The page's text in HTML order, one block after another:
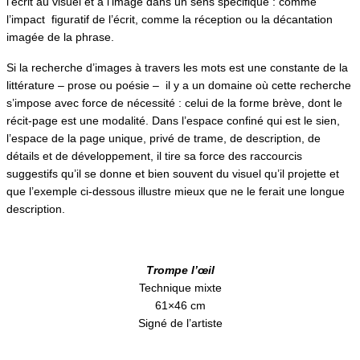
l’impact figuratif de l’écrit, comme la réception ou la décantation
imagée de la phrase.
Si la recherche d’images à travers les mots est une constante de la
littérature – prose ou poésie – il y a un domaine où cette recherche
s’impose avec force de nécessité : celui de la forme brève, dont le
récit-page est une modalité. Dans l’espace confiné qui est le sien,
l’espace de la page unique, privé de trame, de description, de
détails et de développement, il tire sa force des raccourcis
suggestifs qu’il se donne et bien souvent du visuel qu’il projette et
que l’exemple ci-dessous illustre mieux que ne le ferait une longue
description.
Trompe l’œil
Technique mixte
61×46 cm
Signé de l’artiste